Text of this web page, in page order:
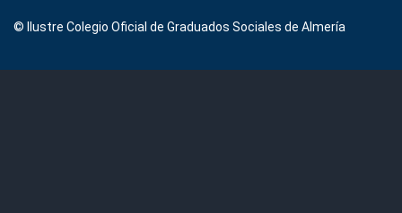
© Ilustre Colegio Oficial de Graduados Sociales de Almería